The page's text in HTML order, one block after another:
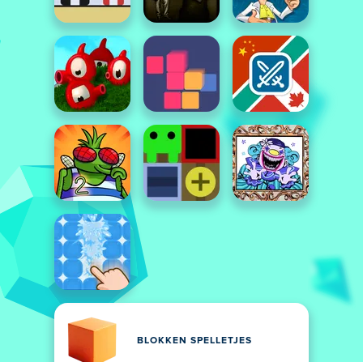
BLOKKEN SPELLETJES